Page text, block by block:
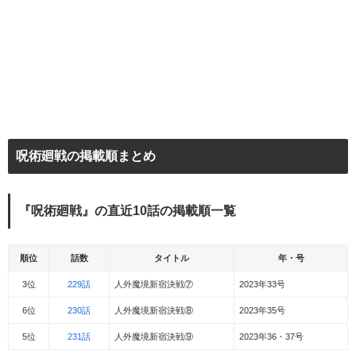
呪術廻戦の掲載順まとめ
『呪術廻戦』の直近10話の掲載順一覧
順位 話数 タイトル 年・号
3位 229話 人外魔境新宿決戦⑦ 2023年33号
6位 230話 人外魔境新宿決戦⑧ 2023年35号
5位 231話 人外魔境新宿決戦⑨ 2023年36・37号